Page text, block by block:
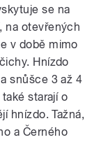
se na
na otevřených
v době mimo
Hnízdo
snůšce 3 až 4
starají o
hnízdo. Tažná,
a Černého